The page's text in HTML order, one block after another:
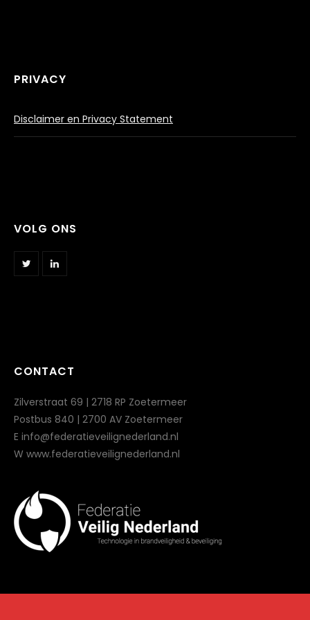
PRIVACY
Disclaimer en Privacy Statement
VOLG ONS
CONTACT
Zilverstraat 69 | 2718 RP Zoetermeer
Postbus 840 | 2700 AV Zoetermeer
E info@federatieveilignederland.nl
W www.federatieveilignederland.nl